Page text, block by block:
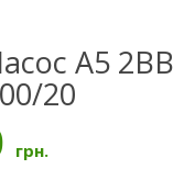
А5
20
грн.